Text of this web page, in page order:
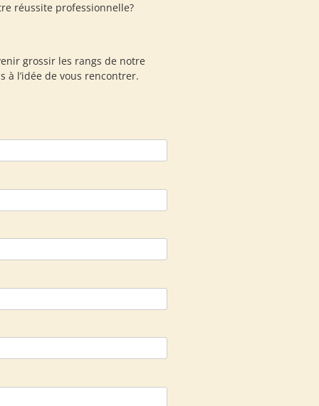
réussite professionnelle?
grossir les rangs de notre
à l’idée de vous rencontrer.